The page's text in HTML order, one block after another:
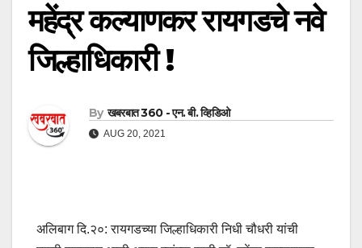
महेंद्र कल्याणकर रायगडचे नवे
जिल्हाधिकारी !
By खबरबात 360 - एन. बी. व्हिडिओ
AUG 20, 2021
अलिबाग दि.२०: रायगडच्या जिल्हाधिकारी निधी चौधरी यांची